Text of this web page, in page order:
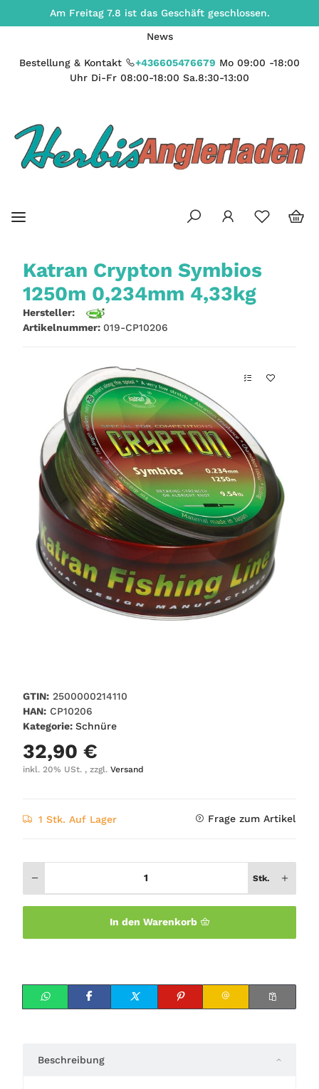
Am Freitag 7.8 ist das Geschäft geschlossen.
News
Bestellung & Kontakt +436605476679 Mo 09:00 -18:00
Uhr Di-Fr 08:00-18:00 Sa.8:30-13:00
Katran Crypton Symbios
1250m 0,234mm 4,33kg
Hersteller:
Artikelnummer: 019-CP10206
GTIN: 2500000214110
HAN: CP10206
Kategorie: Schnüre
32,90 €
inkl. 20% USt. , zzgl. Versand
1 Stk. Auf Lager Frage zum Artikel
Stk.
In den Warenkorb
Beschreibung